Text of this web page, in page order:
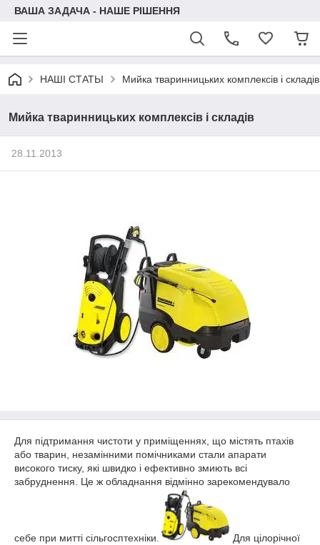
ВАША ЗАДАЧА - НАШЕ РІШЕННЯ
НАШІ СТАТЬІ Мийка тваринницьких комплексів і складів
Мийка тваринницьких комплексів і складів
28.11.2013
Для підтримання чистоти у приміщеннях, що містять птахів
або тварин, незамінними помічниками стали апарати
високого тиску, які швидко і ефективно змиють всі
забруднення. Це ж обладнання відмінно зарекомендувало
себе при митті сільгосптехніки.
Для цілорічної